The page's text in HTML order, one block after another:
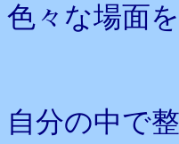
色々な場面
自分の中で